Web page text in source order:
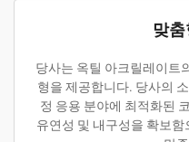
맞춤
당사는 옥틸 아크릴레이트
형을 제공합니다. 당사의
정 응용 분야에 최적화된
유연성 및 내구성을 확보